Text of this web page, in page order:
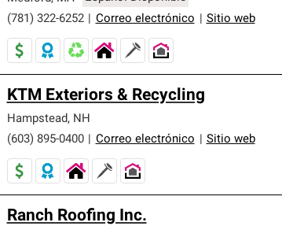
(781) 322-6252
Correo electrónico Sitio web
KTM Exteriors & Recycling
Hampstead , NH
(603) 895-0400
Correo electrónico Sitio web
Ranch Roofing Inc.